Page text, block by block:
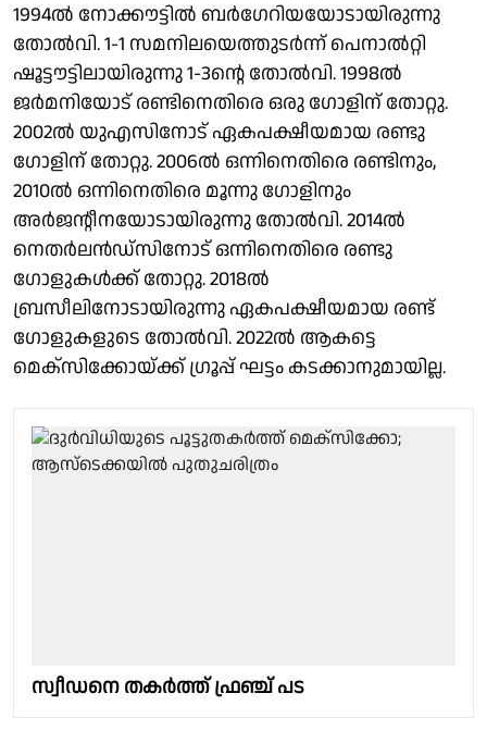
1994ല്‍ നോക്കൗട്ടില്‍ ബര്‍ഗേറിയയോടായിരുന്നു
തോല്‍വി. 1-1 സമനിലയെത്തുടര്‍ന്ന് പെനാല്‍റ്റി
ഷൂട്ടൗട്ടിലായിരുന്നു 1-3ന്റെ തോല്‍വി. 1998ല്‍
ജര്‍മനിയോട് രണ്ടിനെതിരെ ഒരു ഗോളിന് തോറ്റു.
2002ല്‍ യുഎസിനോട് ഏകപക്ഷീയമായ രണ്ടു
ഗോളിന് തോറ്റു. 2006ല്‍ ഒന്നിനെതിരെ രണ്ടിനും,
2010ല്‍ ഒന്നിനെതിരെ മൂന്നു ഗോളിനും
അര്‍ജന്റീനയോടായിരുന്നു തോല്‍വി. 2014ല്‍
നെതര്‍ലന്‍ഡ്സിനോട് ഒന്നിനെതിരെ രണ്ടു
ഗോളുകള്‍ക്ക് തോറ്റു. 2018ല്‍
ബ്രസീലിനോടായിരുന്നു ഏകപക്ഷീയമായ രണ്ട്
ഗോളുകളുടെ തോല്‍വി. 2022ല്‍ ആകട്ടെ
മെക്സിക്കോയ്ക്ക് ഗ്രൂപ്പ് ഘട്ടം കടക്കാനുമായില്ല.
സ്വീഡനെ തകർത്ത് ഫ്രഞ്ച് പട